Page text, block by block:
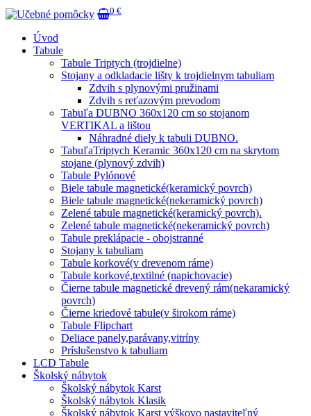
0 €
Úvod
Tabule
Tabule Triptych (trojdielne)
Stojany a odkladacie lišty k trojdielnym tabuliam
Zdvih s plynovými pružinami
Zdvih s reťazovým prevodom
Tabuľa DUBNO 360x120 cm so stojanom
VERTIKAL a lištou
Náhradné diely k tabuli DUBNO.
TabuľaTriptych Keramic 360x120 cm na skrytom
stojane (plynový zdvih)
Tabule Pylónové
Biele tabule magnetické(keramický povrch)
Biele tabule magnetické(nekeramický povrch)
Zelené tabule magnetické(keramický povrch).
Zelené tabule magnetické(nekeramický povrch)
Tabule preklápacie - obojstranné
Stojany k tabuliam
Tabule korkové(v drevenom ráme)
Tabule korkové,textilné (napichovacie)
Čierne tabule magnetické drevený rám(nekaramický
povrch)
Čierne kriedové tabule(v širokom ráme)
Tabule Flipchart
Deliace panely,parávany,vitríny
Príslušenstvo k tabuliam
LCD Tabule
Školský nábytok
Školský nábytok Karst
Školský nábytok Klasik
Školský nábytok Karst výškovo nastaviteľný